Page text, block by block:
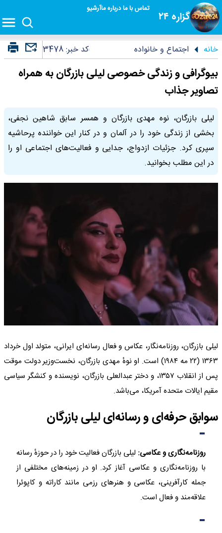
گزاره ۲۴
تماس با مادرباره ماآرشیو
خانه اجتماع و خانواده کد خبر:3478
بیوگرافی و زندگی خصوصی لیلی بازرگان به همراه
تصاویر جذاب
لیلی بازرگان، نوه مهدی بازرگان و همسر سابق شاهین نجفی،
بخشی از زندگی خود را در آلمان و در کنار این خواننده پرحاشیه
سپری کرد. جزئیات ازدواج، جدایی و فعالیت‌های اجتماعی او را
در این مطلب بخوانید.
لیلی بازرگان، روزنامه‌نگار، عکاس و فعال رسانه‌ای ایرانی، متولد اول خرداد
۱۳۶۳ (۲۲ مه ۱۹۸۴) است. او نوهٔ مهدی بازرگان، نخست‌وزیر دولت موقت
پس از انقلاب ۱۳۵۷، و دختر عبدالعلی بازرگان، نویسنده و کنشگر سیاسی
مقیم ایالات متحده آمریکا، می‌باشد.
سوابق حرفه‌ای و رسانه‌ای لیلی بازرگان
روزنامه‌نگاری و عکاسی: لیلی بازرگان فعالیت خود را در حوزهٔ رسانه
با روزنامه‌نگاری و عکاسی آغاز کرد. او در زمینه‌های مختلفی از
جمله کارآفرینی، عکاسی و هنرهای رزمی مانند کاراته و کاپوئرا
علاقه‌مند و فعال است.​